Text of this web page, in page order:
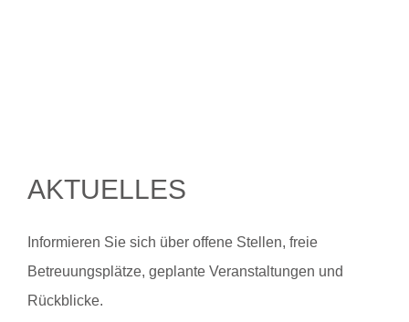
AKTUELLES
Informieren Sie sich über offene Stellen, freie
Betreuungsplätze, geplante Veranstaltungen und
Rückblicke.